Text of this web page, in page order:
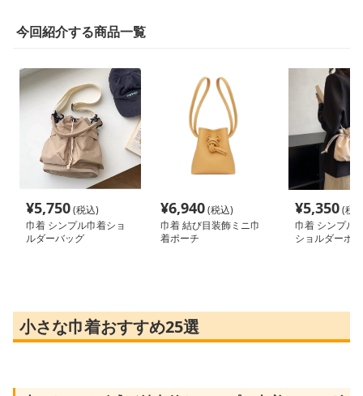
今回紹介する商品一覧
¥5,750(税込)
巾着 シンプル巾着ショ
ルダーバッグ
¥6,940(税込)
巾着 結び目装飾ミニ巾
着ポーチ
¥5,350(税
巾着 シンプル
ショルダーポ
小さな巾着おすすめ25選